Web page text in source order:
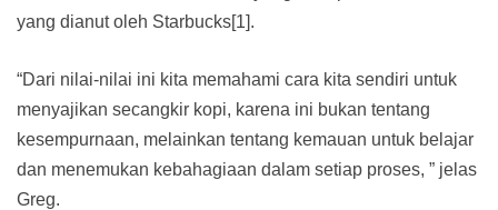
yang dianut oleh Starbucks[1].
“Dari nilai-nilai ini kita memahami cara kita sendiri untuk
menyajikan secangkir kopi, karena ini bukan tentang
kesempurnaan, melainkan tentang kemauan untuk belajar
dan menemukan kebahagiaan dalam setiap proses, ” jelas
Greg.